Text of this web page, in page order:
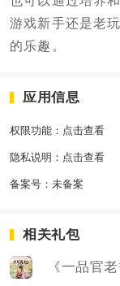
游戏新手还是老
的乐趣。
应用信息
权限功能： 点击查看
隐私说明： 点击查看
备案号： 未备案
相关礼包
《一品官